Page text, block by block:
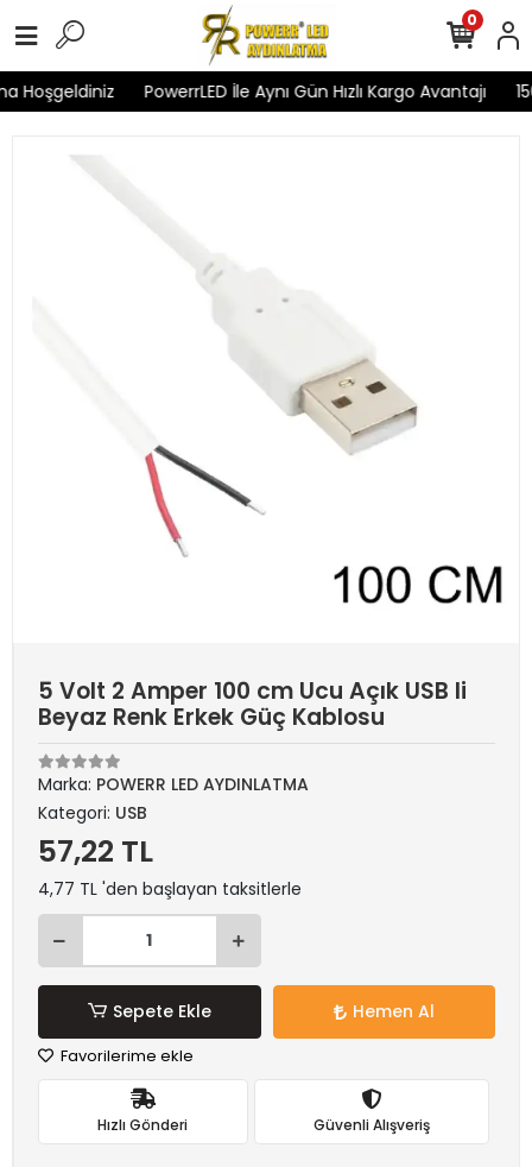
Hoşgeldiniz PowerrLED İle Aynı Gün Hızlı Kargo Avantajı
0
5 Volt 2 Amper 100 cm Ucu Açık USB li
Beyaz Renk Erkek Güç Kablosu
Marka: POWERR LED AYDINLATMA
Kategori: USB
57,22 TL
4,77 TL 'den başlayan taksitlerle
Sepete Ekle Hemen Al
Favorilerime ekle
Hızlı Gönderi Güvenli Alışveriş